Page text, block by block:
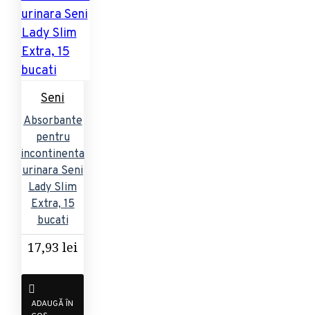
Seni
Absorbante
pentru
incontinenta
urinara Seni
Lady Slim
Extra, 15
bucati
17,93 lei
ADAUGĂ ÎN